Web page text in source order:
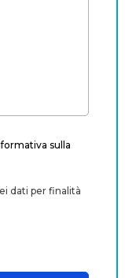
sulla
dati per finalità